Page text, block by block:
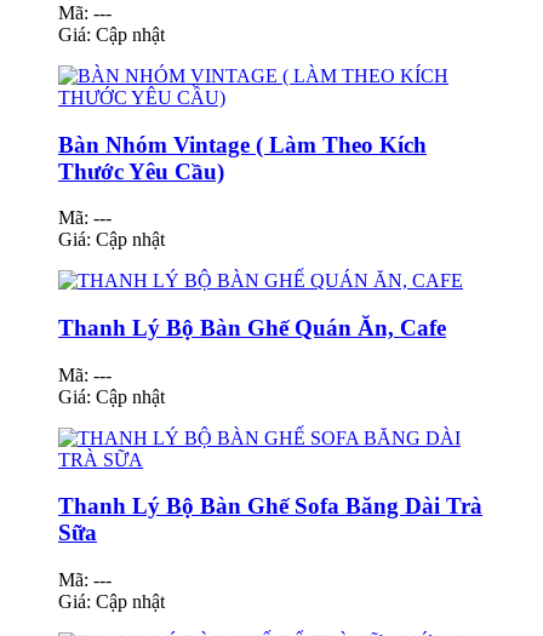
Mã: ---
Giá: Cập nhật
Bàn Nhóm Vintage ( Làm Theo Kích
Thước Yêu Cầu)
Mã: ---
Giá: Cập nhật
Thanh Lý Bộ Bàn Ghế Quán Ăn, Cafe
Mã: ---
Giá: Cập nhật
Thanh Lý Bộ Bàn Ghế Sofa Băng Dài Trà
Sữa
Mã: ---
Giá: Cập nhật